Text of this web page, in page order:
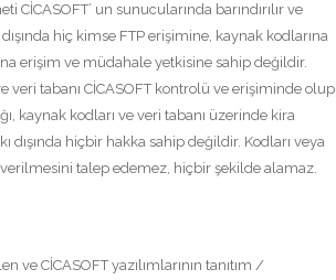
CİCASOFT’ un sunucularında barındırılır ve
hiç kimse FTP erişimine, kaynak kodlarına
erişim ve müdahale yetkisine sahip değildir.
veri tabanı CİCASOFT kontrolü ve erişiminde olup
kaynak kodları ve veri tabanı üzerinde kira
dışında hiçbir hakka sahip değildir. Kodları veya
verilmesini talep edemez, hiçbir şekilde alamaz.
ve CİCASOFT yazılımlarının tanıtım /